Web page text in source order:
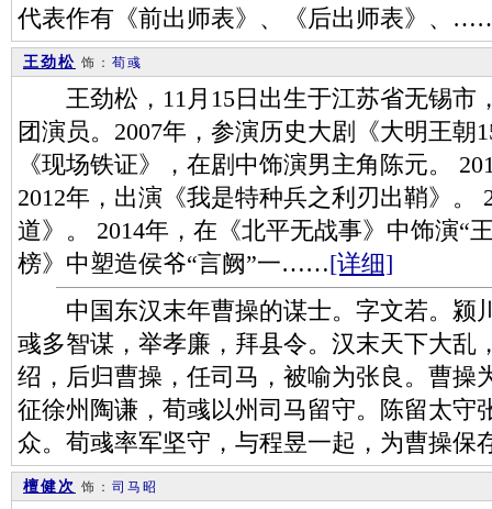
代表作有《前出师表》、《后出师表》、
王劲松 饰： 荀彧
王劲松，11月15日出生于江苏省无锡市
团演员。2007年，参演历史大剧《大明王朝
《现场铁证》，在剧中饰演男主角陈元。
2012年，出演《我是特种兵之利刃出鞘》。
道》。 2014年，在《北平无战事》中饰演“
榜》中塑造侯爷“言阙”一……[详细]
中国东汉末年曹操的谋士。字文若。颍
彧多智谋，举孝廉，拜县令。汉末天下大乱
绍，后归曹操，任司马，被喻为张良。曹操
征徐州陶谦，荀彧以州司马留守。陈留太守
众。荀彧率军坚守，与程昱一起，为曹操
檀健次 饰： 司马昭